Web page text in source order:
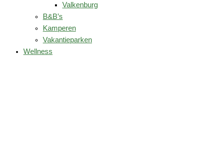
Valkenburg
B&B’s
Kamperen
Vakantieparken
Wellness